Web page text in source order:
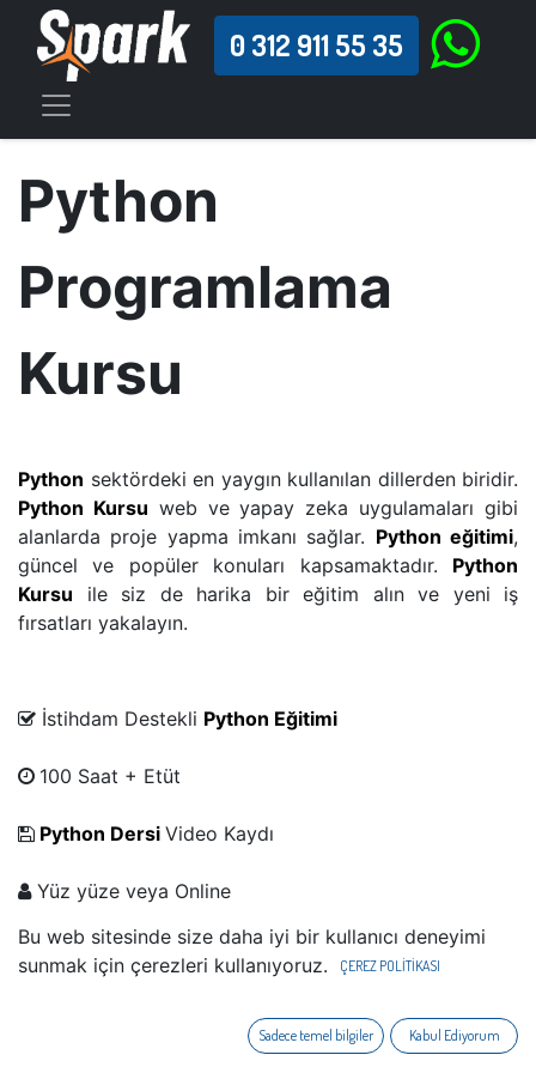
0 312 911 55 35
Python
Programlama
Kursu
Pyth​​on​​​ sektördeki en yaygın kullanılan dillerden biridir.
Python Kursu web ve yapay zeka uygulamaları gibi
alanlarda proje yapma imkanı sağlar. Python eğitimi,
güncel ve popüler konuları kapsamaktadır. Python
Kursu ile siz de harika bir eğitim alın ve yeni iş
fırsatları yakalayın.
İstihdam Destekli Python Eğitim​i
100 Saat + Etüt
Python Dersi Video Kaydı
​ Yüz yüze veya Online
Yetkili Eğitim Merkezi
Tam Öğrenme Modeli ile Eğitim
Bu web sitesinde size daha iyi bir kullanıcı deneyimi
sunmak için çerezleri kullanıyoruz.
ÇEREZ POLİTİKASI
Sadece temel bilgiler Kabul Ediyorum